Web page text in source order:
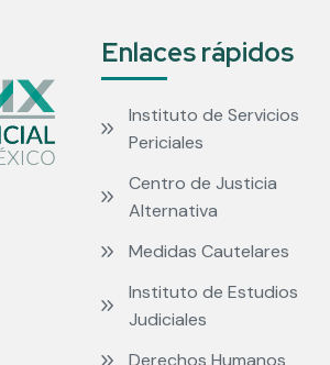
Enlaces rápidos
Instituto de Servicios
Periciales
Centro de Justicia
Alternativa
Medidas Cautelares
Instituto de Estudios
Judiciales
Derechos Humanos